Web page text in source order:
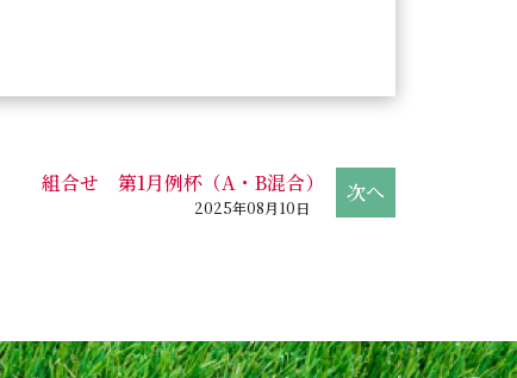
組合せ 第1月例杯（A・B混合）
2025年08月10日